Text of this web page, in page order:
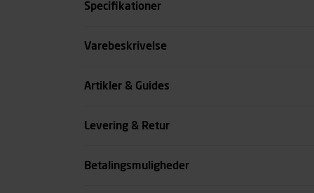
Specifikationer
Størrelse
Varebeskrivelse
Artikler & Guides
Levering & Retur
Betalingsmuligheder